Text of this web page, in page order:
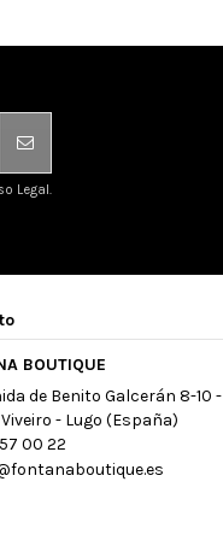
Legal.
BOUTIQUE
de Benito Galcerán 8-10 -
- Lugo (España)
00 22